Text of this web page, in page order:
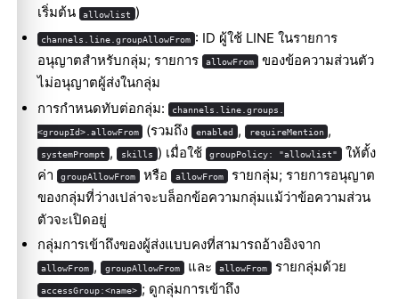
เริ่มต้น
allowlist )
channels.line.groupAllowFrom : ID ผู้ใช้ LINE ในรายการ
อนุญาตสำหรับกลุ่ม; รายการ
allowFrom
ของข้อความส่วนตัว
ไม่อนุญาตผู้ส่งในกลุ่ม
การกำหนดทับต่อกลุ่ม:
channels.line.groups.
<groupId>.allowFrom (รวมถึง enabled , requireMention ,
systemPrompt , skills ) เมื่อใช้ groupPolicy: "allowlist"
ให้ตั้ง
ค่า
groupAllowFrom หรือ allowFrom รายกลุ่ม; รายการอนุญาต
ของกลุ่มที่ว่างเปล่าจะบล็อกข้อความกลุ่มแม้ว่าข้อความส่วน
ตัวจะเปิดอยู่
กลุ่มการเข้าถึงของผู้ส่งแบบคงที่สามารถอ้างอิงจาก
allowFrom , groupAllowFrom และ allowFrom รายกลุ่มด้วย
accessGroup:<name> ; ดูกลุ่มการเข้าถึง